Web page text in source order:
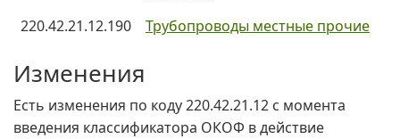
220.42.21.12.190
Трубопроводы местные прочие
Изменения
Есть изменения по коду 220.42.21.12 c момента
введения классификатора ОКОФ в действие